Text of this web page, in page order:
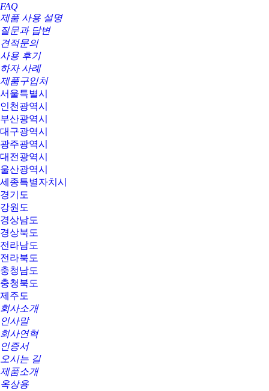
FAQ
제품 사용 설명
질문과 답변
견적문의
사용 후기
하자 사례
제품구입처
서울특별시
인천광역시
부산광역시
대구광역시
광주광역시
대전광역시
울산광역시
세종특별자치시
경기도
강원도
경상남도
경상북도
전라남도
전라북도
충청남도
충청북도
제주도
회사소개
인사말
회사연혁
인증서
오시는 길
제품소개
옥상용